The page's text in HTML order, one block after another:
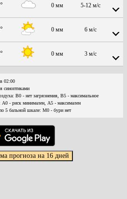
0 мм 5-12 м/с
0 мм 6 м/с
0 мм 3 м/с
02:00
синоптиками
В0 - нет загрязнения, В5 - максимальное
- риск минимален, А5 - максимален
5 бальной шкале: М0 - бури нет